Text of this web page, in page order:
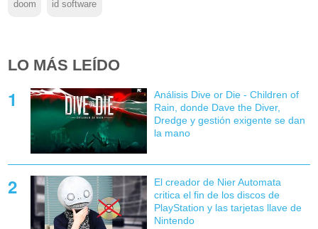
doom id software
LO MÁS LEÍDO
Análisis Dive or Die - Children of
Rain, donde Dave the Diver,
Dredge y gestión exigente se dan
la mano
El creador de Nier Automata
critica el fin de los discos de
PlayStation y las tarjetas llave de
Nintendo